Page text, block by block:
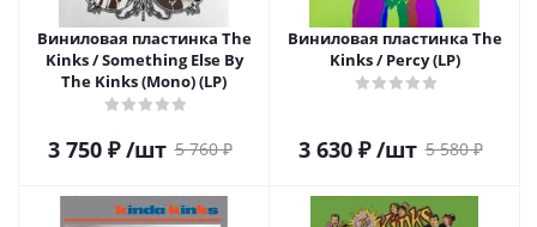
Виниловая пластинка The
Kinks / Something Else By
The Kinks (Mono) (LP)
3 750₽ /шт 5 760₽
Виниловая пластинка The
Kinks / Percy (LP)
3 630₽ /шт 5 580₽